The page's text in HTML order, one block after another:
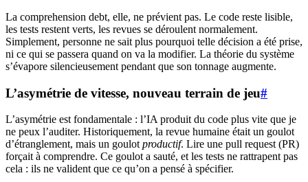
La comprehension debt, elle, ne prévient pas. Le code reste lisible,
les tests restent verts, les revues se déroulent normalement.
Simplement, personne ne sait plus pourquoi telle décision a été prise,
ni ce qui se passera quand on va la modifier. La théorie du système
s’évapore silencieusement pendant que son tonnage augmente.
L’asymétrie de vitesse, nouveau terrain de jeu#
L’asymétrie est fondamentale : l’IA produit du code plus vite que je
ne peux l’auditer. Historiquement, la revue humaine était un goulot
d’étranglement, mais un goulot productif. Lire une pull request (PR)
forçait à comprendre. Ce goulot a sauté, et les tests ne rattrapent pas
cela : ils ne valident que ce qu’on a pensé à spécifier.